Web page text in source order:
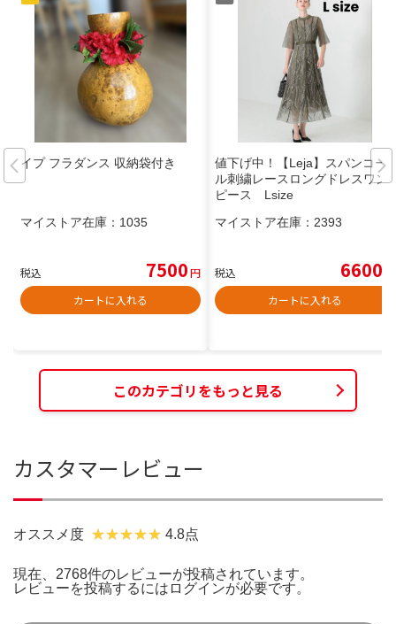
イプ フラダンス 収納袋付き
マイストア在庫： 1035
税込 7500円
カートに入れる
値下げ中！【Leja】スパンコー
ル刺繍レースロングドレスワン
ピース Lsize
マイストア在庫： 2393
税込 6600
カートに入れる
このカテゴリをもっと見る
カスタマーレビュー
オススメ度 4.8点
現在、2768件のレビューが投稿されています。
レビューを投稿するには ログインが必要です。